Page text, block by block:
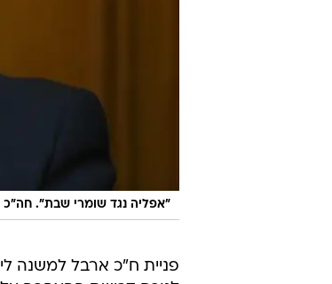
"אפליה נגד שומרי שבת".
פניית ח"כ ארבל למשנה